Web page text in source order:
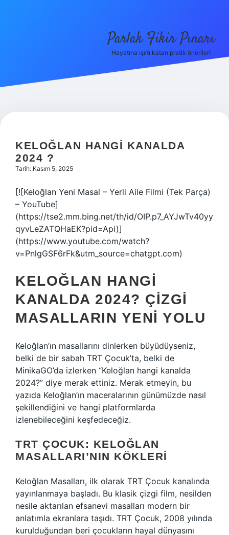
Hakkımızda
menüyüParlak Fikir Pınarı
Hayatına ışıltı katan pratik öneriler!
KELOĞLAN HANGI KANALDA
2024 ?
Tarih: Kasım 5, 2025
[![Keloğlan Yeni Masal – Yerli Aile Filmi (Tek Parça)
– YouTube]
(https://tse2.mm.bing.net/th/id/OIP.p7_AYJwTv40yy
qyvLeZATQHaEK?pid=Api)]
(https://www.youtube.com/watch?
v=PnlgGSF6rFk&utm_source=chatgpt.com)
KELOĞLAN HANGI
KANALDA 2024? ÇIZGI
MASALLARIN YENI YOLU
Keloğlan’ın masallarını dinlerken büyüdüyseniz,
belki de bir sabah TRT Çocuk’ta, belki de
MinikaGO’da izlerken “Keloğlan hangi kanalda
2024?” diye merak ettiniz. Merak etmeyin, bu
yazıda Keloğlan’ın maceralarının günümüzde nasıl
şekillendiğini ve hangi platformlarda
izlenebileceğini keşfedeceğiz.
TRT ÇOCUK: KELOĞLAN
MASALLARI’NIN KÖKLERI
Keloğlan Masalları, ilk olarak TRT Çocuk kanalında
yayınlanmaya başladı. Bu klasik çizgi film, nesilden
nesile aktarılan efsanevi masalları modern bir
anlatımla ekranlara taşıdı. TRT Çocuk, 2008 yılında
kurulduğundan beri çocukların hayal dünyasını